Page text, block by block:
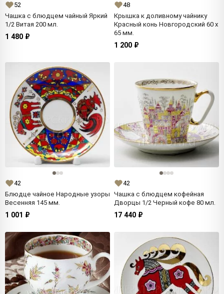
52
Чашка с блюдцем чайный Яркий
1/2 Витая 200 мл.
1 480 ₽
48
Крышка к доливному чайнику
Красный конь Новгородский 60 x
65 мм.
1 200 ₽
42
Блюдце чайное Народные узоры
Весенняя 145 мм.
1 001 ₽
42
Чашка с блюдцем кофейная
Дворцы 1/2 Черный кофе 80 мл.
17 440 ₽